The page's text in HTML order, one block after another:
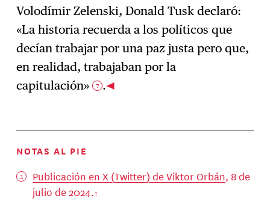
Volodímir Zelenski, Donald Tusk declaró:
«La historia recuerda a los políticos que
decían trabajar por una paz justa pero que,
en realidad, trabajaban por la
capitulación» 7 .
NOTAS AL PIE
Publicación en X (Twitter) de Viktor Orbán, 8 de
julio de 2024.